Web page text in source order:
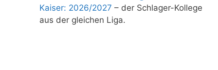
Kaiser: 2026/2027 – der Schlager-Kollege
aus der gleichen Liga.